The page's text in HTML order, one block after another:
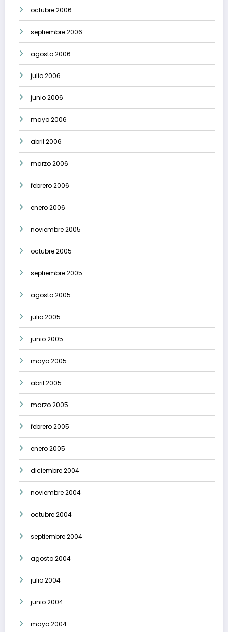
octubre 2006
septiembre 2006
agosto 2006
julio 2006
junio 2006
mayo 2006
abril 2006
marzo 2006
febrero 2006
enero 2006
noviembre 2005
octubre 2005
septiembre 2005
agosto 2005
julio 2005
junio 2005
mayo 2005
abril 2005
marzo 2005
febrero 2005
enero 2005
diciembre 2004
noviembre 2004
octubre 2004
septiembre 2004
agosto 2004
julio 2004
junio 2004
mayo 2004